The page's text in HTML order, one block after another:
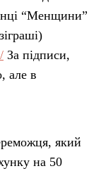
“Менщини”
За підписи,
але в
який
на 50